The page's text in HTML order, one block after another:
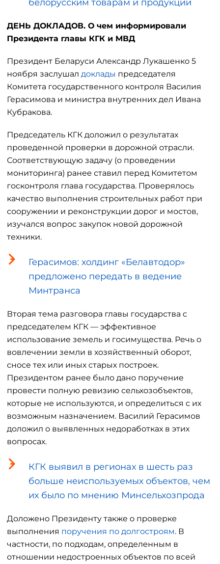
белорусским товарам и продукции
ДЕНЬ ДОКЛАДОВ. О чем информировали
Президента главы КГК и МВД
Президент Беларуси Александр Лукашенко 5
ноября заслушал доклады председателя
Комитета государственного контроля Василия
Герасимова и министра внутренних дел Ивана
Кубракова.
Председатель КГК доложил о результатах
проведенной проверки в дорожной отрасли.
Соответствующую задачу (о проведении
мониторинга) ранее ставил перед Комитетом
госконтроля глава государства. Проверялось
качество выполнения строительных работ при
сооружении и реконструкции дорог и мостов,
изучался вопрос закупок новой дорожной
техники.
Герасимов: холдинг «Белавтодор»
предложено передать в ведение
Минтранса
Вторая тема разговора главы государства с
председателем КГК — эффективное
использование земель и госимущества. Речь о
вовлечении земли в хозяйственный оборот,
сносе тех или иных старых построек.
Президентом ранее было дано поручение
провести полную ревизию сельхозобъектов,
которые не используются, и определиться с их
возможным назначением. Василий Герасимов
доложил о выявленных недоработках в этих
вопросах.
КГК выявил в регионах в шесть раз
больше неиспользуемых объектов, чем
их было по мнению Минсельхозпрода
Доложено Президенту также о проверке
выполнения поручения по долгостроям. В
частности, по подходам, определенным в
отношении недостроенных объектов по всей